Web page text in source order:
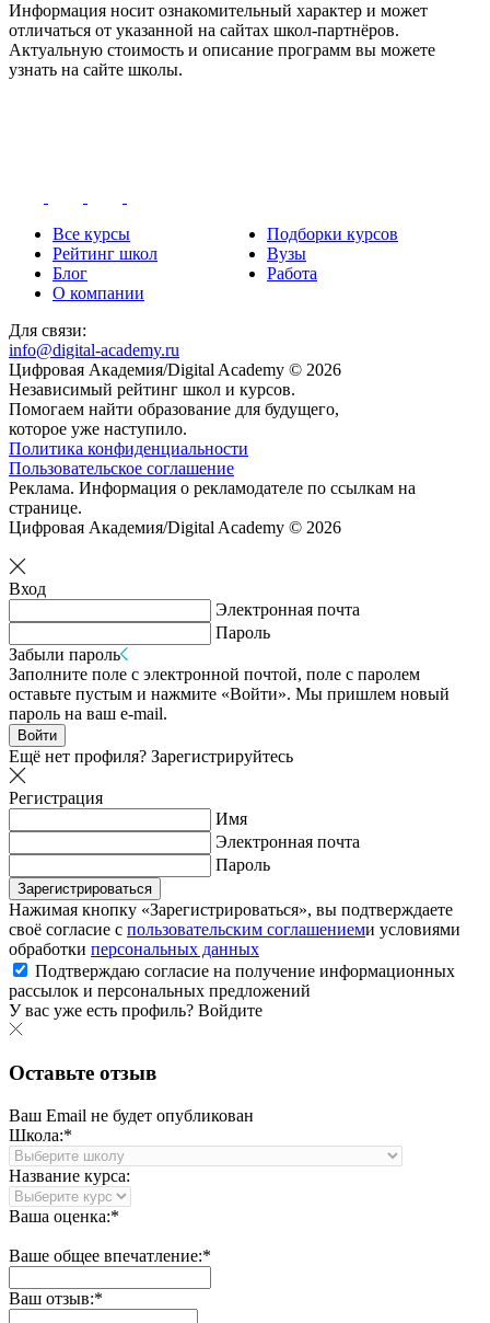
Информация носит ознакомительный характер и может
отличаться от указанной на сайтах школ-партнёров.
Актуальную стоимость и описание программ вы можете
узнать на сайте школы.
Все курсы
Подборки курсов
Рейтинг школ
Вузы
Блог
Работа
О компании
Для связи:
info@digital-academy.ru
Цифровая Академия/Digital Academy © 2026
Независимый рейтинг школ и курсов.
Помогаем найти образование для будущего,
которое уже наступило.
Политика конфиденциальности
Пользовательское соглашение
Реклама. Информация о рекламодателе по ссылкам на
странице.
Цифровая Академия/Digital Academy © 2026
Вход
Электронная почта
Пароль
Забыли пароль
Заполните поле с электронной почтой, поле с паролем
оставьте пустым и нажмите «Войти». Мы пришлем новый
пароль на ваш e-mail.
Войти
Ещё нет профиля? Зарегистрируйтесь
Регистрация
Имя
Электронная почта
Пароль
Зарегистрироваться
Нажимая кнопку «Зарегистрироваться», вы подтверждаете
своё согласие с пользовательским соглашениеми условиями
обработки персональных данных
Подтверждаю согласие на получение информационных
рассылок и персональных предложений
У вас уже есть профиль? Войдите
Оставьте отзыв
Ваш Email не будет опубликован
Школа:*
Название курса:
Ваша оценка:*
Ваше общее впечатление:*
Ваш отзыв:*